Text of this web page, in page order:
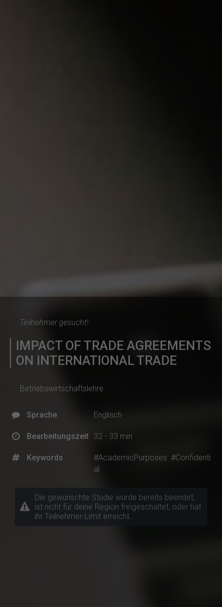
Teilnehmer gesucht!
IMPACT OF TRADE AGREEMENTS
ON INTERNATIONAL TRADE
Betriebswirtschaftslehre
Sprache Englisch
Bearbeitungszeit 32 - 33 min
Keywords #AcademicPurposes #Confidenti
al
Die gewünschte Studie wurde bereits beendet,
ist nicht für deine Region freigeschaltet, oder hat
ihr Teilnehmer-Limit erreicht.